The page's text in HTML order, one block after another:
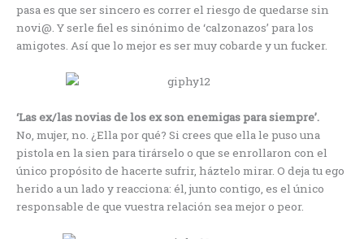
pasa es que ser sincero es correr el riesgo de quedarse sin
novi@. Y serle fiel es sinónimo de ‘calzonazos’ para los
amigotes. Así que lo mejor es ser muy cobarde y un fucker.
‘Las ex/las novias de los ex son enemigas para siempre’.
No, mujer, no. ¿Ella por qué? Si crees que ella le puso una
pistola en la sien para tirárselo o que se enrollaron con el
único propósito de hacerte sufrir, háztelo mirar. O deja tu ego
herido a un lado y reacciona: él, junto contigo, es el único
responsable de que vuestra relación sea mejor o peor.